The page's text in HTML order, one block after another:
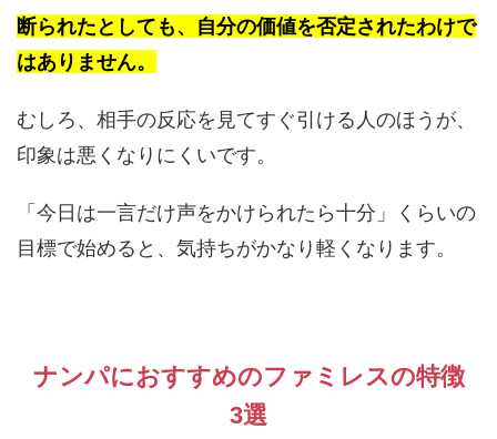
断られたとしても、自分の価値を否定されたわけで
はありません。
むしろ、相手の反応を見てすぐ引ける人のほうが、
印象は悪くなりにくいです。
「今日は一言だけ声をかけられたら十分」くらいの
目標で始めると、気持ちがかなり軽くなります。
ナンパにおすすめのファミレスの特徴
3選